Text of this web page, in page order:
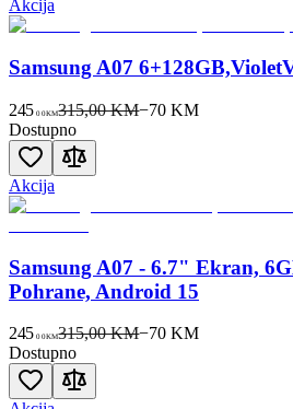
Akcija
Samsung A07
245 00KM315,00 KM−70 KM
Dostupno
Akcija
Samsung A07 - 6.7" Ekran,
Pohrane, Android 15
245 00KM315,00 KM−70 KM
Dostupno